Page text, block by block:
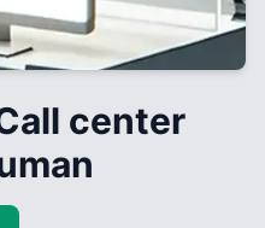
center